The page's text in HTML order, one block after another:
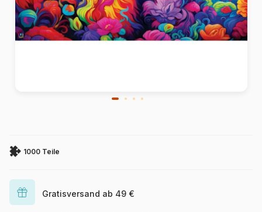
1000 Teile
Gratisversand ab 49 €